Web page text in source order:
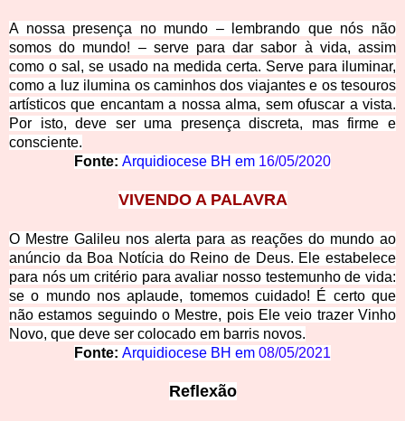
A nossa presença no mundo – lembrando que nós não
somos do mundo! – serve para dar sabor à vida, assim
como o sal, se usado na medida certa. Serve para iluminar,
como a luz ilumina os caminhos dos viajantes e os tesouros
artísticos que encantam a nossa alma, sem ofuscar a vista.
Por isto, deve ser uma presença discreta, mas firme e
consciente.
Fonte: Arquidiocese BH em 16/05/2020
VIVENDO A PALAVRA
O Mestre Galileu nos alerta para as reações do mundo ao
anúncio da Boa Notícia do Reino de Deus. Ele estabelece
para nós um critério para avaliar nosso testemunho de vida:
se o mundo nos aplaude, tomemos cuidado! É certo que
não estamos seguindo o Mestre, pois Ele veio trazer Vinho
Novo, que deve ser colocado em barris novos.
Fonte: Arquidiocese BH em 08/05/2021
Reflexão